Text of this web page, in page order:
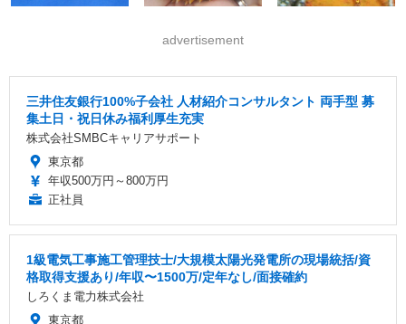
advertisement
三井住友銀行100%子会社 人材紹介コンサルタント 両手型 募
集土日・祝日休み福利厚生充実
株式会社SMBCキャリアサポート
東京都
年収500万円～800万円
正社員
1級電気工事施工管理技士/大規模太陽光発電所の現場統括/資
格取得支援あり/年収〜1500万/定年なし/面接確約
しろくま電力株式会社
東京都